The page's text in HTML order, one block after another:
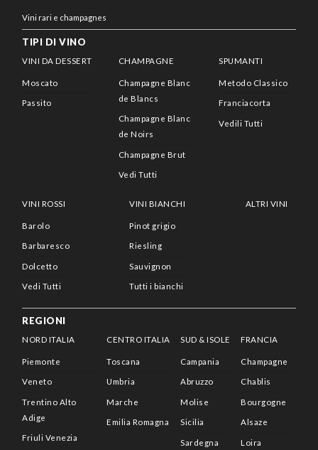
Vini rari e champagnes
TIPI DI VINO
VINI DA DESSERT
Moscato
Passito
CHAMPAGNE
Champagne Blanc
de Blancs
Champagne Blanc
de Noirs
Champagne Brut
Vedi Tutti
SPUMANTI
Metodo Classico
Franciacorta
Vedili Tutti
VINI ROSSI
Barolo
Barbaresco
Dolcetto
Vedi Tutti
VINI BIANCHI
Pinot grigio
Riesling
Sauvignon
Tutti i bianchi
ALTRI VINI
REGIONI
NORD ITALIA
Piemonte
Veneto
Trentino Alto
Adige
Friuli Venezia
CENTRO ITALIA
Toscana
Umbria
Marche
Emilia Romagna
SUD & ISOLE
Campania
Abruzzo
Molise
Sicilia
Sardegna
FRANCIA
Champagne
Chablis
Bourgogne
Alsaze
Loira